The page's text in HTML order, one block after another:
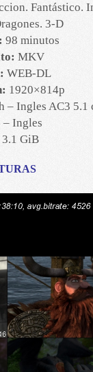
Fantástico.
3-D
98 minutos
MKV
WEB-DL
1920×814p
– Ingles AC3 5.1
Ingles
3.1 GiB